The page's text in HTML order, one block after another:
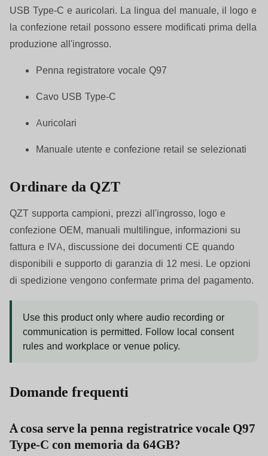
USB Type-C e auricolari. La lingua del manuale, il logo e
la confezione retail possono essere modificati prima della
produzione all'ingrosso.
Penna registratore vocale Q97
Cavo USB Type-C
Auricolari
Manuale utente e confezione retail se selezionati
Ordinare da QZT
QZT supporta campioni, prezzi all'ingrosso, logo e
confezione OEM, manuali multilingue, informazioni su
fattura e IVA, discussione dei documenti CE quando
disponibili e supporto di garanzia di 12 mesi. Le opzioni
di spedizione vengono confermate prima del pagamento.
Use this product only where audio recording or
communication is permitted. Follow local consent
rules and workplace or venue policy.
Domande frequenti
A cosa serve la penna registratrice vocale Q97
Type-C con memoria da 64GB?